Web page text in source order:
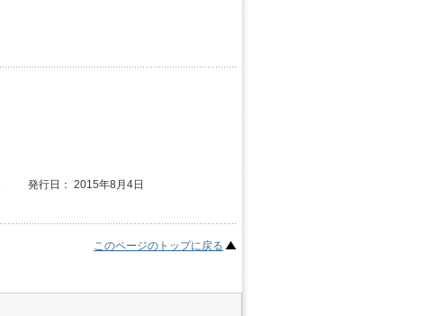
発行日： 2015年8月4日
このページのトップに戻る